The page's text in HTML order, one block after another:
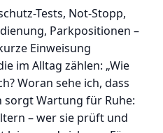
Tests, Not-Stopp,
Parkpositionen –
Einweisung
im Alltag zählen: „Wie
Woran sehe ich, dass
sorgt Wartung für Ruhe:
– wer sie prüft und